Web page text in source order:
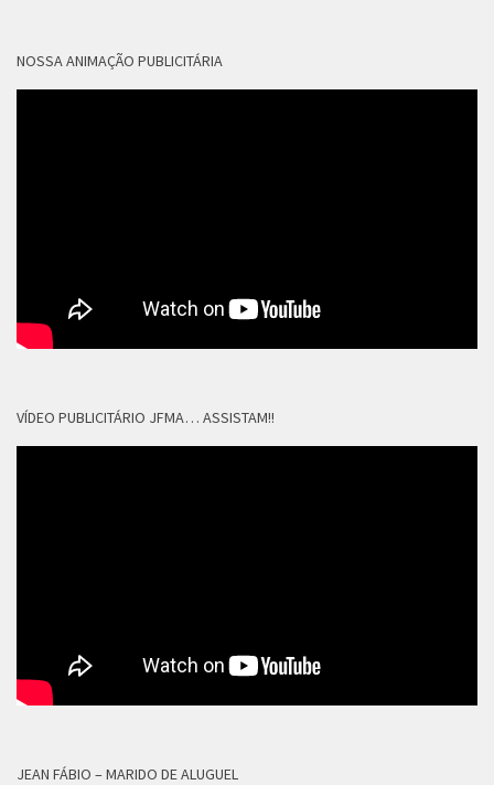
NOSSA ANIMAÇÃO PUBLICITÁRIA
VÍDEO PUBLICITÁRIO JFMA… ASSISTAM!!
JEAN FÁBIO – MARIDO DE ALUGUEL